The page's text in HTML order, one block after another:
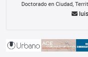
Doctorado en Ciudad,